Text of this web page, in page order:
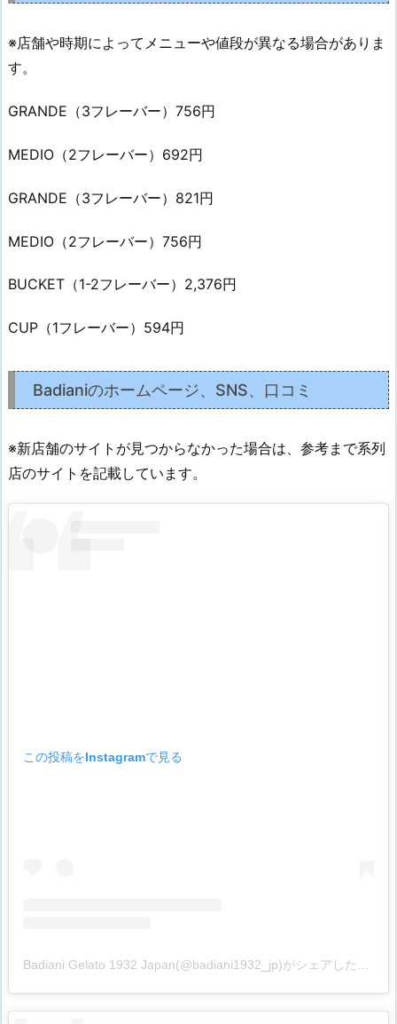
※店舗や時期によってメニューや値段が異なる場合がありま
す。
GRANDE（3フレーバー）756円
MEDIO（2フレーバー）692円
GRANDE（3フレーバー）821円
MEDIO（2フレーバー）756円
BUCKET（1-2フレーバー）2,376円
CUP（1フレーバー）594円
Badianiのホームページ、SNS、口コミ
※新店舗のサイトが見つからなかった場合は、参考まで系列
店のサイトを記載しています。
この投稿をInstagramで見る